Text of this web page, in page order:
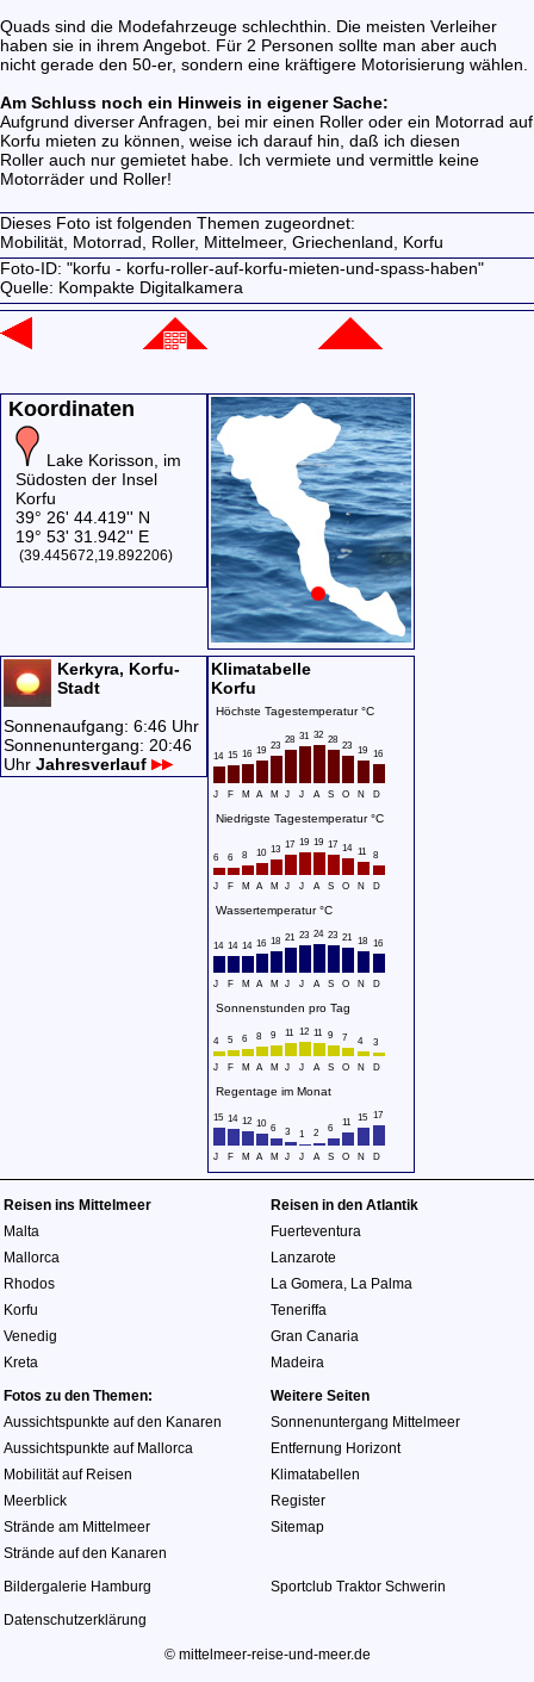
Quads sind die Modefahrzeuge schlechthin. Die meisten Verleiher
haben sie in ihrem Angebot. Für 2 Personen sollte man aber auch
nicht gerade den 50-er, sondern eine kräftigere Motorisierung wählen.
Am Schluss noch ein Hinweis in eigener Sache:
Aufgrund diverser Anfragen, bei mir einen Roller oder ein Motorrad auf
Korfu mieten zu können, weise ich darauf hin, daß ich diesen
Roller auch nur gemietet habe. Ich vermiete und vermittle keine
Motorräder und Roller!
Dieses Foto ist folgenden Themen zugeordnet:
Mobilität, Motorrad, Roller, Mittelmeer, Griechenland, Korfu
Foto-ID: "korfu - korfu-roller-auf-korfu-mieten-und-spass-haben"
Quelle: Kompakte Digitalkamera
Koordinaten
Lake Korisson, im
Südosten der Insel
Korfu
39° 26' 44.419'' N
19° 53' 31.942'' E
(39.445672,19.892206)
Kerkyra, Korfu-
Stadt
Sonnenaufgang: 6:46 Uhr
Sonnenuntergang: 20:46
Uhr Jahresverlauf
Klimatabelle
Korfu
Höchste Tagestemperatur °C
14 15 16 19 23
28 31 32 28
23 19 16
J F M A M J J A S O N D
Niedrigste Tagestemperatur °C
6 6 8 10 13 17 19 19 17 14 11 8
J F M A M J J A S O N D
Wassertemperatur °C
14 14 14 16 18 21 23 24 23 21 18 16
J F M A M J J A S O N D
Sonnenstunden pro Tag
4 5 6 8 9 11 12 11 9 7 4 3
J F M A M J J A S O N D
Regentage im Monat
15 14 12 10 6 3 1 2 6
11 15 17
J F M A M J J A S O N D
Reisen ins Mittelmeer
Malta
Mallorca
Rhodos
Korfu
Venedig
Kreta
Reisen in den Atlantik
Fuerteventura
Lanzarote
La Gomera, La Palma
Teneriffa
Gran Canaria
Madeira
Fotos zu den Themen:
Aussichtspunkte auf den Kanaren
Aussichtspunkte auf Mallorca
Mobilität auf Reisen
Meerblick
Strände am Mittelmeer
Strände auf den Kanaren
Weitere Seiten
Sonnenuntergang Mittelmeer
Entfernung Horizont
Klimatabellen
Register
Sitemap
Bildergalerie Hamburg
Sportclub Traktor Schwerin
Datenschutzerklärung
© mittelmeer-reise-und-meer.de